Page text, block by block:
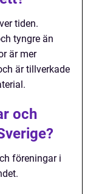
tiden.
tyngre än
är mer
är tillverkade
och
föreningar i